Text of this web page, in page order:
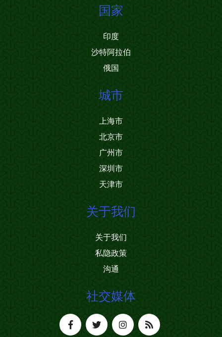
国家
印度
沙特阿拉伯
俄国
城市
上海市
北京市
广州市
深圳市
天津市
关于我们
关于我们
私隐政策
沟通
社交媒体